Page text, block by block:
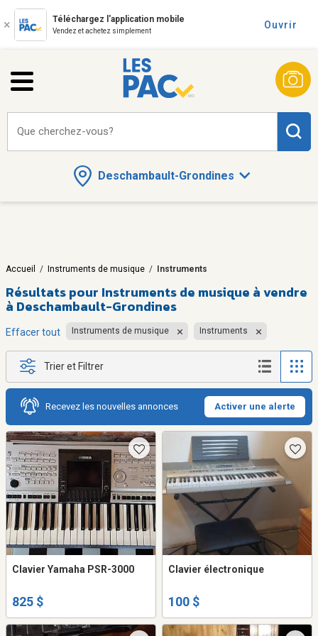
Téléchargez l'application mobile
Vendez et achetez simplement
Ouvrir
Deschambault-Grondines
Que cherchez-vous?
Accueil / Instruments de musique / Instruments
Résultats pour Instruments de musique à vendre
à Deschambault-Grondines
Effacer tout Instruments de musique Instruments
Trier et Filtrer
Recevez les nouvelles annonces Activer une alerte
Clavier Yamaha PSR-3000
825 $
Clavier électronique
100 $